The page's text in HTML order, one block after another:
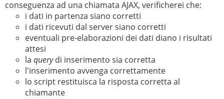
conseguenza ad una chiamata AJAX, verificherei che:
i dati in partenza siano corretti
i dati ricevuti dal server siano corretti
eventuali pre-elaborazioni dei dati diano i risultati
attesi
la querydi inserimento sia corretta
l'inserimento avvenga correttamente
lo script restituisca la risposta corretta al
chiamante